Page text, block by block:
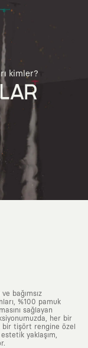
kimler?
bağımsız
%100 pamuk
sağlayan
her bir
bir tişört rengine özel
yaklaşım,